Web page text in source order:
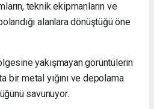
teknik ekipmanların ve
alanlara dönüştüğü öne
yakışmayan görüntülerin
bir metal yığını ve depolama
savunuyor.